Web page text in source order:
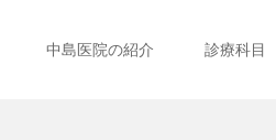
中島医院の紹介 診療科目